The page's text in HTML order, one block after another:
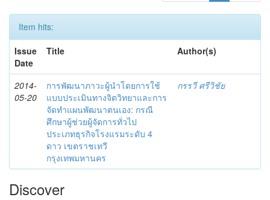
Item hits:
Issue
Date
Title Author(s)
2014-
05-20
การพัฒนาภาวะผู้นำโดยการใช้
แบบประเมินทางจิตวิทยาและการ
จัดทำแผนพัฒนาตนเอง: กรณี
ศึกษาผู้ช่วยผู้จัดการทั่วไป
ประเภทธุรกิจโรงแรมระดับ 4
ดาว เขตราชเทวี
กรุงเทพมหานคร
กรรวี ศรีวิชัย
Discover